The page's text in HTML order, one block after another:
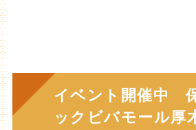
イベント開催中
ックビバモール厚